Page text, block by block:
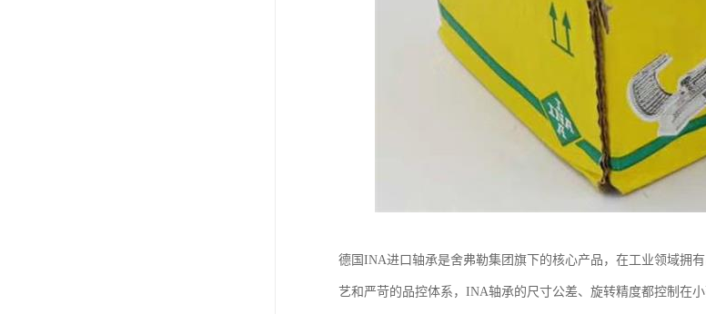
德国INA进口轴承是舍弗勒集团旗下的核心产品，在工业领域拥
艺和严苛的品控体系，INA轴承的尺寸公差、旋转精度都控制在